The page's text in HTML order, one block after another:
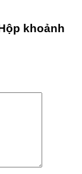
khoảnh